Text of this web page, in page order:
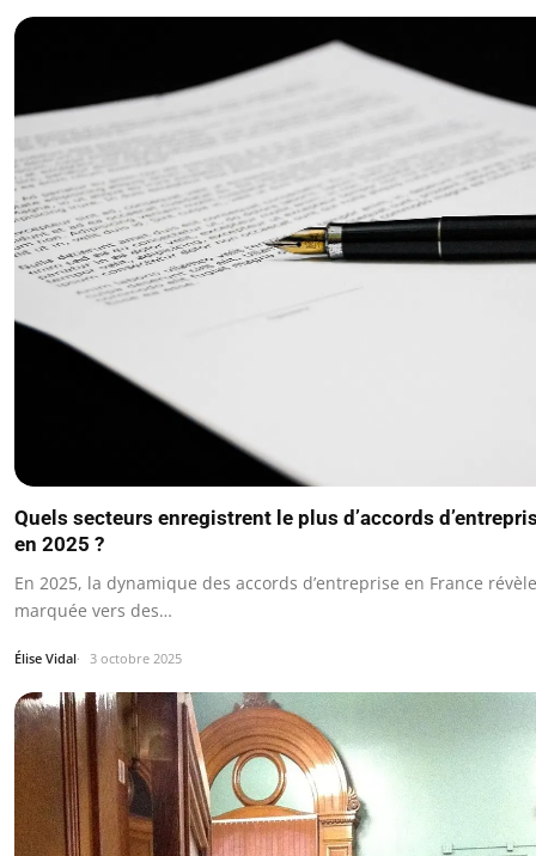
Quels secteurs enregistrent le plus d’accords
en 2025 ?
En 2025, la dynamique des accords d’entreprise en France
marquée vers des…
Élise Vidal 3 octobre 2025